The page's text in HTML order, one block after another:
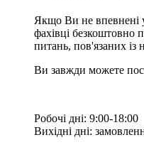
Якщо Ви не впевнені
фахівці безкоштовно
питань, пов'язаних
Ви завжди можете
Робочі дні: 9:00-18:00
Вихідні дні: